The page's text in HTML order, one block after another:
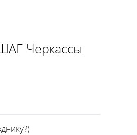
Черкассы